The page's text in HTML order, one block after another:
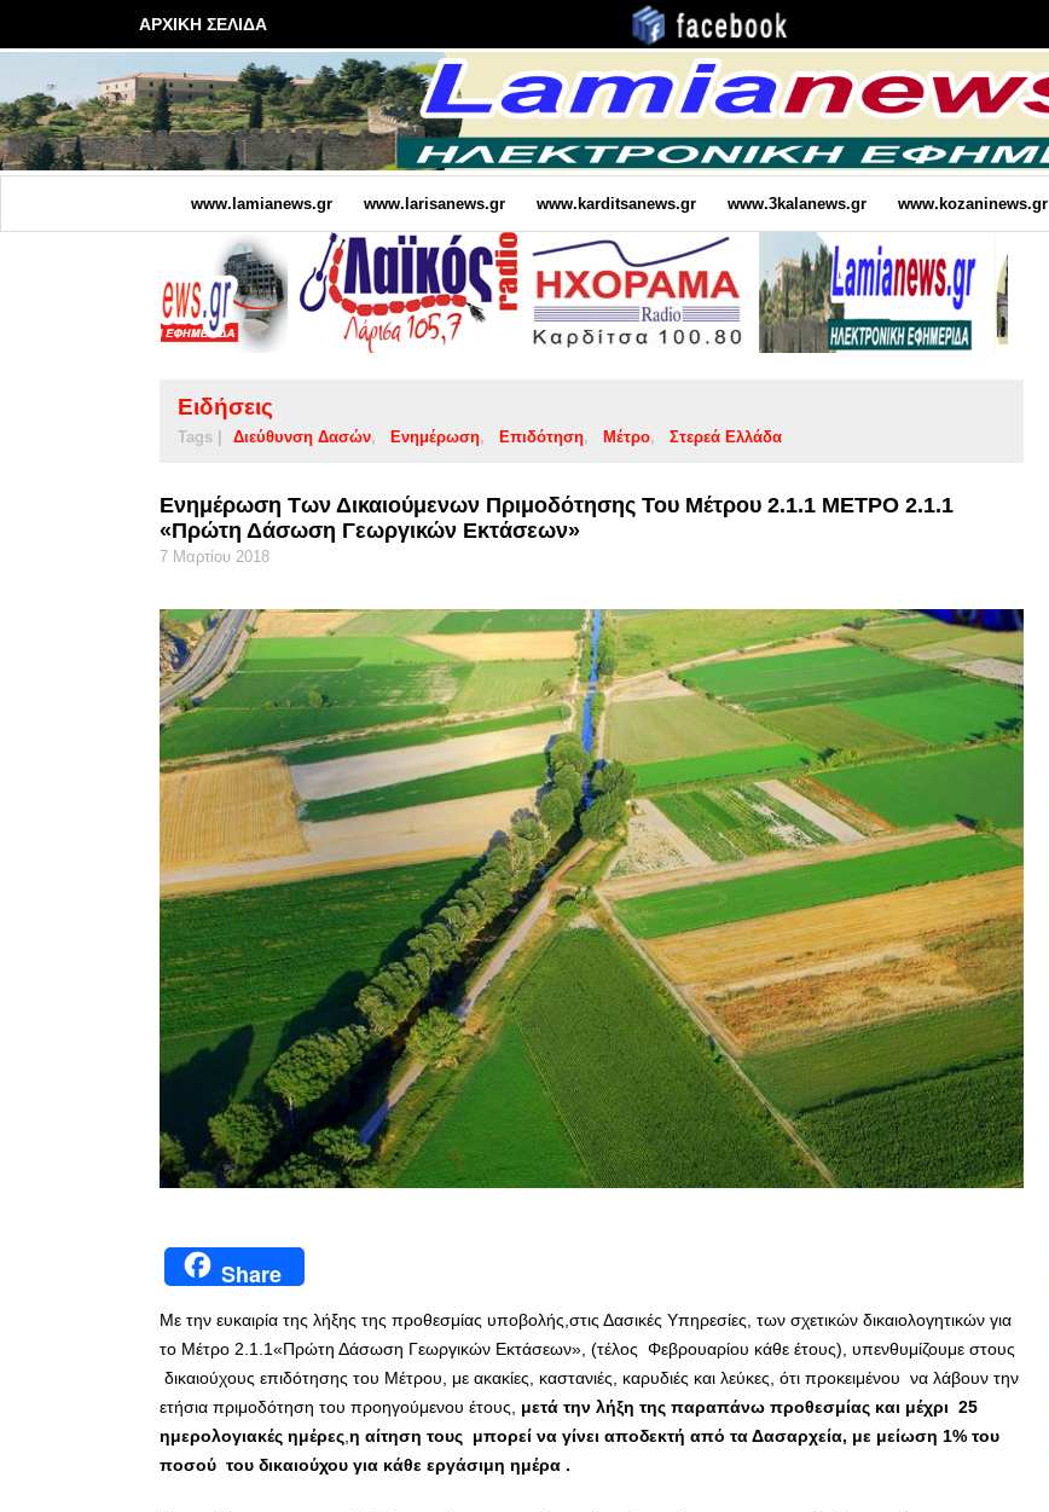
ΑΡΧΙΚΗ ΣΕΛΙΔΑ
www.lamianews.gr www.larisanews.gr www.karditsanews.gr www.3kalanews.gr www.kozaninews.gr
Ειδήσεις
Tags | Διεύθυνση Δασών Ενημέρωση Επιδότηση Μέτρο Στερεά Ελλάδα
Ενημέρωση Των Δικαιούμενων Πριμοδότησης Του Μέτρου 2.1.1 ΜΕΤΡΟ 2.1.1
«Πρώτη Δάσωση Γεωργικών Εκτάσεων»
7 Μαρτίου 2018
Share
Με την ευκαιρία της λήξης της προθεσμίας υποβολής,στις Δασικές Υπηρεσίες, των σχετικών δικαιολογητικών για
το Μέτρο 2.1.1«Πρώτη Δάσωση Γεωργικών Εκτάσεων», (τέλος Φεβρουαρίου κάθε έτους), υπενθυμίζουμε στους
δικαιούχους επιδότησης του Μέτρου, με ακακίες, καστανιές, καρυδιές και λεύκες, ότι προκειμένου να λάβουν την
ετήσια πριμοδότηση του προηγούμενου έτους, μετά την λήξη της παραπάνω προθεσμίας και μέχρι 25
ημερολογιακές ημέρες η αίτηση τους μπορεί να γίνει αποδεκτή από τα Δασαρχεία, με μείωση 1% του
ποσού του δικαιούχου για κάθε εργάσιμη ημέρα .